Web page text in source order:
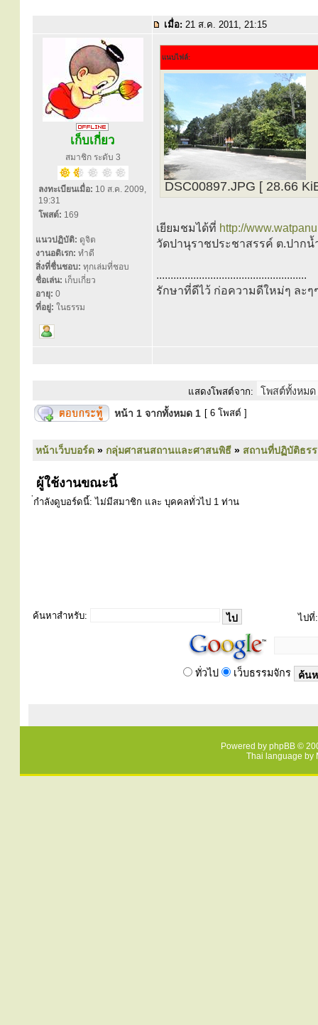
เมื่อ: 21 ส.ค. 2011, 21:15
เก็บเกี่ยว
สมาชิก ระดับ 3
ลงทะเบียนเมื่อ: 10 ส.ค. 2009,
19:31
โพสต์: 169
แนวปฏิบัติ: ดูจิต
งานอดิเรก: ทำดี
สิ่งที่ชื่นชอบ: ทุกเล่มที่ชอบ
ชื่อเล่น: เก็บเกี่ยว
อายุ: 0
ที่อยู่: ในธรรม
แนบไฟล์:
DSC00897.JPG [ 28.66
เยียมชมได้ที่ http://
วัดปานุราชประชาสรรค์ ต.ปากน้
.....................................................
รักษาที่ดีไว้ ก่อความดีใหม่ๆ ละๆ
แสดงโพสต์จาก:
หน้า 1 จากทั้งหมด 1 [ 6 โพสต์ ]
หน้าเว็บบอร์ด » กลุ่มศาสนสถานและศาสนพิธี » สถานที่ปฏิบัติธร
ผู้ใช้งานขณะนี้
่กำลังดูบอร์ดนี้: ไม่มีสมาชิก และ บุคคลทั่วไป 1 ท่าน
ค้นหาสำหรับ: ไปที่:
ทั่วไป เว็บธรรมจักร
Powered by phpBB ©
Thai language by